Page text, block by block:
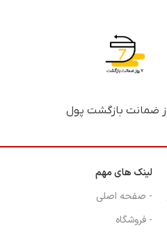
لینک های مهم
- صفحه اصلی
- فروشگاه